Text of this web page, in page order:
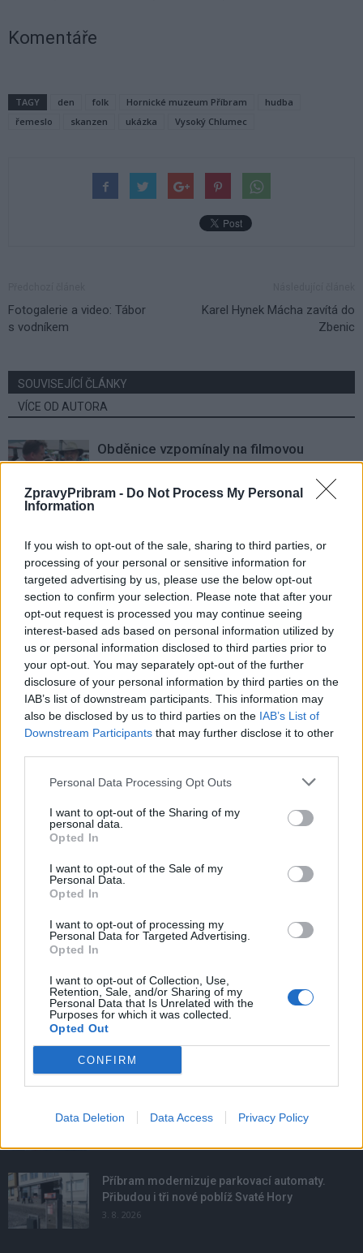
ZpravyPribram - Do Not Process My Personal
Information
If you wish to opt-out of the sale, sharing to third parties, or
processing of your personal or sensitive information for
targeted advertising by us, please use the below opt-out
section to confirm your selection. Please note that after your
opt-out request is processed you may continue seeing
interest-based ads based on personal information utilized by
us or personal information disclosed to third parties prior to
your opt-out. You may separately opt-out of the further
disclosure of your personal information by third parties on the
IAB’s list of downstream participants. This information may
also be disclosed by us to third parties on the IAB’s List of
Downstream Participants that may further disclose it to other
Personal Data Processing Opt Outs
I want to opt-out of the Sharing of my
personal data.
Opted In
I want to opt-out of the Sale of my
Personal Data.
Opted In
I want to opt-out of processing my
Personal Data for Targeted Advertising.
Opted In
I want to opt-out of Collection, Use,
Retention, Sale, and/or Sharing of my
Personal Data that Is Unrelated with the
Purposes for which it was collected.
Opted Out
CONFIRM
Data Deletion Data Access Privacy Policy
Komentáře
TAGY den folk Hornické muzeum Příbram
hudba
řemeslo
skanzen ukázka Vysoký Chlumec
Fotogalerie a video: Tábor
s vodníkem
Karel Hynek Mácha zavítá do
Zbenic
SOUVISEJÍCÍ ČLÁNKY
VÍCE OD AUTORA
Sedlčansko
Obděnice vzpomínaly na filmovou
legendu
Sedlčansko
Na samotě u lesa. Dorazí i Zdeněk Svěrák
a další tvůrci
Sedlčansko
Den řemesel oživí Skanzen Vysoký
Chlumec. Návštěvníci uvidí tradiční
řemesla i novinky
NOVINKY
Obděnice vzpomínaly na filmovou legendu
podmínky. Horší voda je jen...
Příbram modernizuje parkovací automaty.
Přibudou i tři nové poblíž Svaté Hory
3. 8. 2026